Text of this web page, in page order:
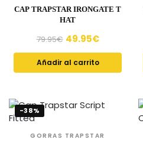
CAP TRAPSTAR IRONGATE T
HAT
79.95€ 49.95€
Añadir al carrito
-38%
GORRAS TRAPSTAR